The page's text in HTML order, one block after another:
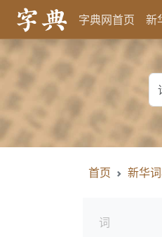
字典网首页 新
首页 新华
词